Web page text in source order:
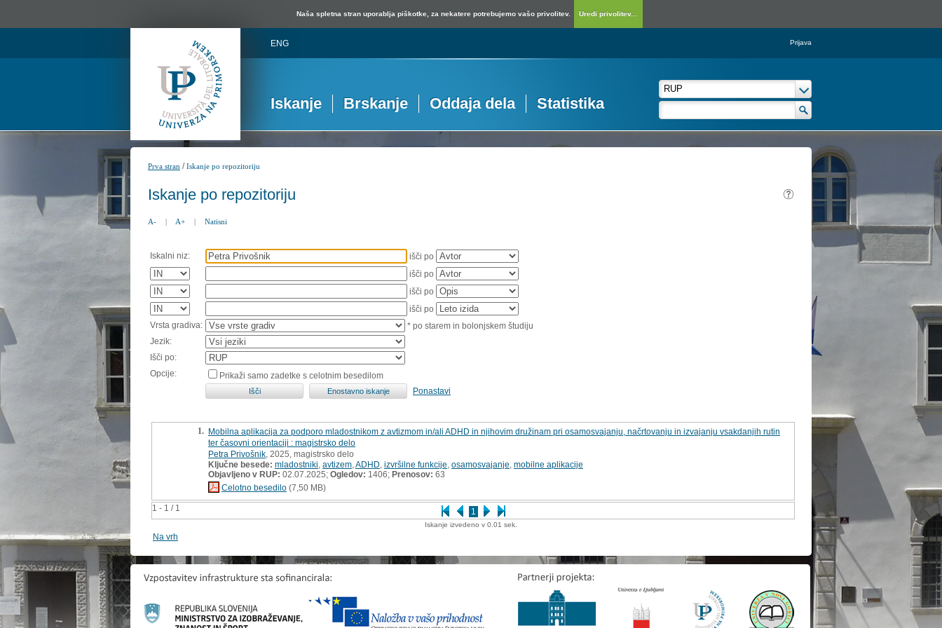
Naša spletna stran uporablja piškotke, za nekatere potrebujemo vašo privolitev. Uredi privolitev...
ENG Prijava
Iskanje Brskanje Oddaja dela Statistika
Prva stran /Iskanje po repozitoriju
Iskanje po repozitoriju
A- | A+ | Natisni
Iskalni niz:
išči po
išči po
išči po
išči po
Vrsta gradiva:
* po starem in bolonjskem študiju
Jezik:
Išči po:
Opcije:
Prikaži samo zadetke s celotnim besedilom
Ponastavi
1 - 1 / 1 1
1. Mobilna aplikacija za podporo mladostnikom z avtizmom in/ali ADHD in njihovim družinam pri osamosvajanju, načrtovanju in izvajanju vsakdanjih rutin
ter časovni orientaciji : magistrsko delo
Petra Privošnik , 2025, magistrsko delo
Ključne besede: mladostniki avtizem ADHD izvršilne funkcije osamosvajanje mobilne aplikacije
Objavljeno v RUP: 02.07.2025; Ogledov: 1406; Prenosov: 63
Celotno besedilo (7,50 MB)
Iskanje izvedeno v 0.01 sek.
Na vrh